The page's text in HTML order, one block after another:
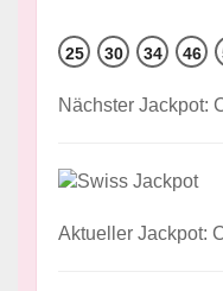
25 30 34 46
Nächster Jackpot:
Aktueller Jackpot: